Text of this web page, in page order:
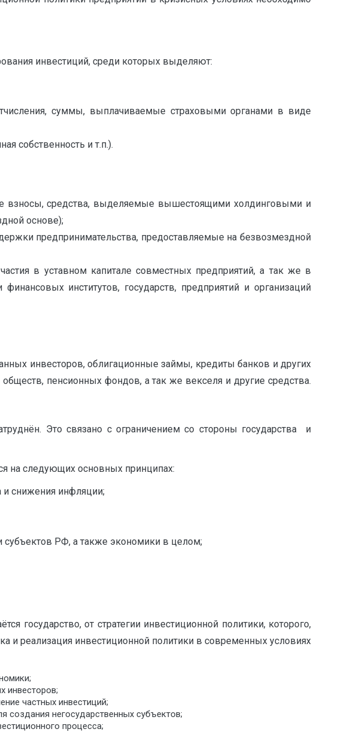
инвестиций, среди которых выделяют:
суммы, выплачиваемые страховыми органами в виде
собственность и т.п.).
взносы, средства, выделяемые вышестоящими холдинговыми и
основе);
предпринимательства, предоставляемые на безвозмездной
в уставном капитале совместных предприятий, а так же в
институтов, государств, предприятий и организаций
инвесторов, облигационные займы, кредиты банков и других
пенсионных фондов, а так же векселя и другие средства.
Это связано с ограничением со стороны государства и
на следующих основных принципах:
и снижения инфляции;
субъектов РФ, а также экономики в целом;
государство, от стратегии инвестиционной политики, которого,
и реализация инвестиционной политики в современных условиях
инвесторов;
частных инвестиций;
создания негосударственных субъектов;
процесса;